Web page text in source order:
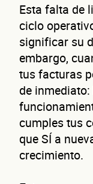
Esta falta de
ciclo
significar su
embargo,
tus facturas
de
cumples tus
que SÍ a
crecimiento.